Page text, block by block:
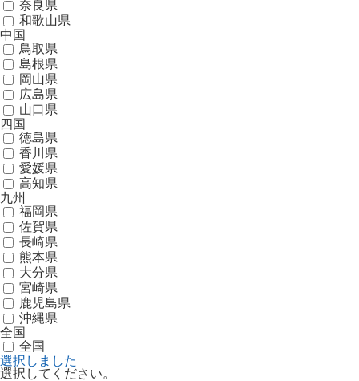
奈良県
和歌山県
中国
鳥取県
島根県
岡山県
広島県
山口県
四国
徳島県
香川県
愛媛県
高知県
九州
福岡県
佐賀県
長崎県
熊本県
大分県
宮崎県
鹿児島県
沖縄県
全国
全国
選択しました
選択してください。